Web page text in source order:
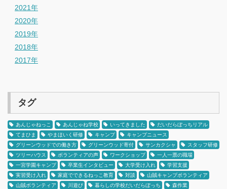
2021年
2020年
2019年
2018年
2017年
タグ
あんじゃねっこ あんじゃね学校 いってきました
だいだらぼっちリアル
てまひま
やまほいく研修 キャンプ
キャンプニュース
グリーンウッドでの働き方
グリーンウッド寄付 サンカクシャ
スタッフ研修
ツリーハウス
ボランティアの声 ワークショップ
一人一票の職場
一宮学園キャンプ
卒業生インタビュー 大学受け入れ
学習支援
実習受け入れ
家庭でできるねっこ教育 対談
山賊キャンプボランティア
山賊ボランティア
川遊び 暮らしの学校だいだらぼっち 森作業